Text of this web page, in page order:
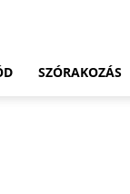
SZÓRAKOZÁS